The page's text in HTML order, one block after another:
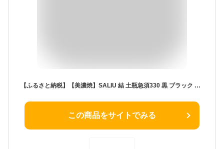
【ふるさと納税】【美濃焼】SALIU 結 土瓶急須330 黒 ブラック 【株式会社ロロ】≪土岐市≫ キッチン雑貨 ティーポット おしゃれ [MBZ013]
この商品をサイトでみる